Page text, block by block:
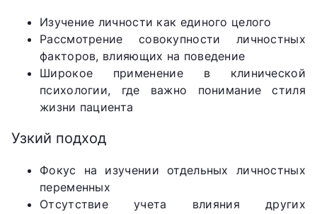
Изучение личности как единого целого
Рассмотрение совокупности личностных
факторов, влияющих на поведение
Широкое применение в клинической
психологии, где важно понимание стиля
жизни пациента
Узкий подход
Фокус на изучении отдельных личностных
переменных
Отсутствие учета влияния других